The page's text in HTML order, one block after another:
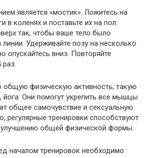
является «мостик». Ложитесь на
в коленях и поставьте их на пол.
так, чтобы ваше тело было
Удерживайте позу на несколько
опускайтесь вниз. Повторяйте
раз.
общую физическую активность, такую
йога. Они помогут укрепить все мышцы
общее самочувствие и сексуальную
регулярные тренировки способствуют
общей физической формы.
началом тренировок необходимо